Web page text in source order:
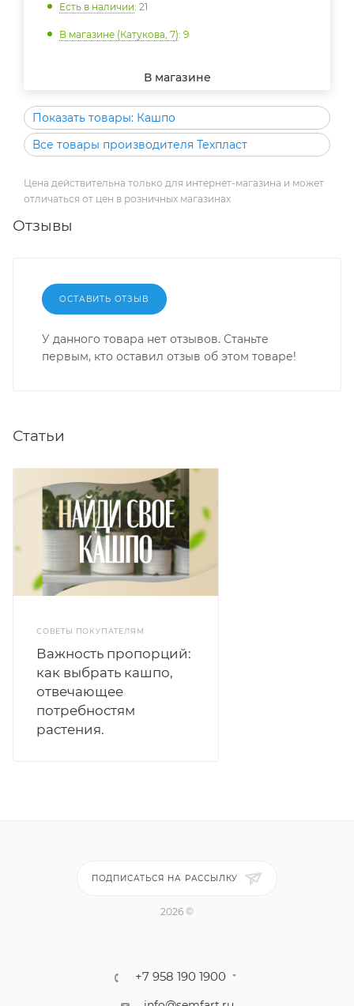
Есть в наличии: 21
В магазине (Катукова, 7): 9
В магазине
Показать товары: Кашпо
Все товары производителя Техпласт
Цена действительна только для интернет-магазина и может
отличаться от цен в розничных магазинах
Отзывы
ОСТАВИТЬ ОТЗЫВ
У данного товара нет отзывов. Станьте
первым, кто оставил отзыв об этом товаре!
Статьи
СОВЕТЫ ПОКУПАТЕЛЯМ
Важность пропорций:
как выбрать кашпо,
отвечающее
потребностям
растения.
ПОДПИСАТЬСЯ НА РАССЫЛКУ
2026 ©
+7 958 190 1900